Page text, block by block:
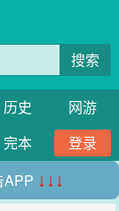
搜索
历史
网游
完本
登录
APP ↓↓↓